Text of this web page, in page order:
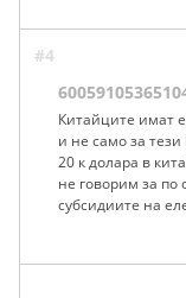
#4
Китайците имат
и не само за
20 к долара в
не говорим за по
субсидиите на